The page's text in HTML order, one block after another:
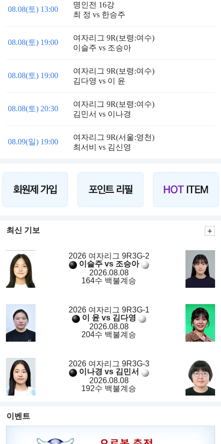
08.08(토) 13:00
명인전 16강
최 정 vs 한승주
08.08(토) 19:00
여자리그 9R(보령:여수)
이슬주 vs 조승아
08.08(토) 19:00
여자리그 9R(보령:여수)
김다영 vs 이 윤
08.08(토) 20:30
여자리그 9R(보령:여수)
김민서 vs 이나경
08.09(일) 19:00
여자리그 9R(서울:영천)
최서비 vs 김신영
최신 기보
2026 여자리그 9R3G-2
이슬주 vs 조승아
2026.08.08
164수 백불계승
2026 여자리그 9R3G-1
이 윤 vs 김다영
2026.08.08
204수 백불계승
2026 여자리그 9R3G-3
이나경 vs 김민서
2026.08.08
192수 백불계승
이벤트